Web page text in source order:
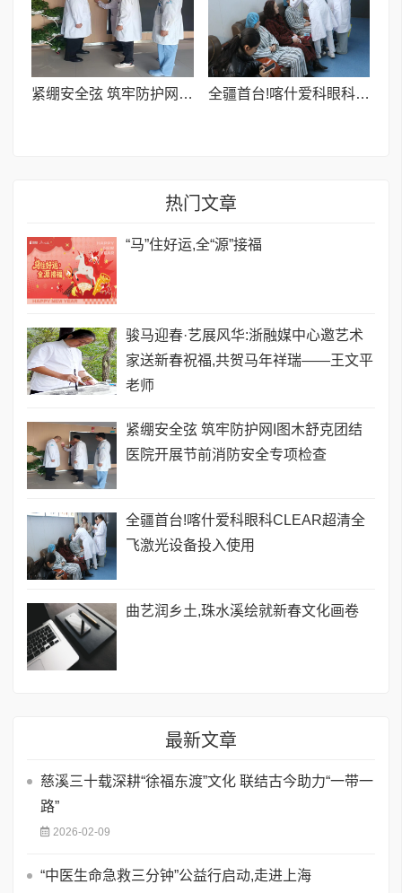
紧绷安全弦 筑牢防护网I图木舒克团结医院开展节前消防安全专项检查 全疆首台!喀什爱科眼科CLEAR超清全飞激光设备投入使用
热门文章
​“马”住好运,全“源”接福
骏马迎春·艺展风华:浙融媒中心邀艺术
家送新春祝福,共贺马年祥瑞——王文平
老师
紧绷安全弦 筑牢防护网I图木舒克团结
医院开展节前消防安全专项检查
全疆首台!喀什爱科眼科CLEAR超清全
飞激光设备投入使用
曲艺润乡土,珠水溪绘就新春文化画卷
最新文章
慈溪三十载深耕“徐福东渡”文化 联结古今助力“一带一
路”
2026-02-09
“中医生命急救三分钟”公益行启动,走进上海